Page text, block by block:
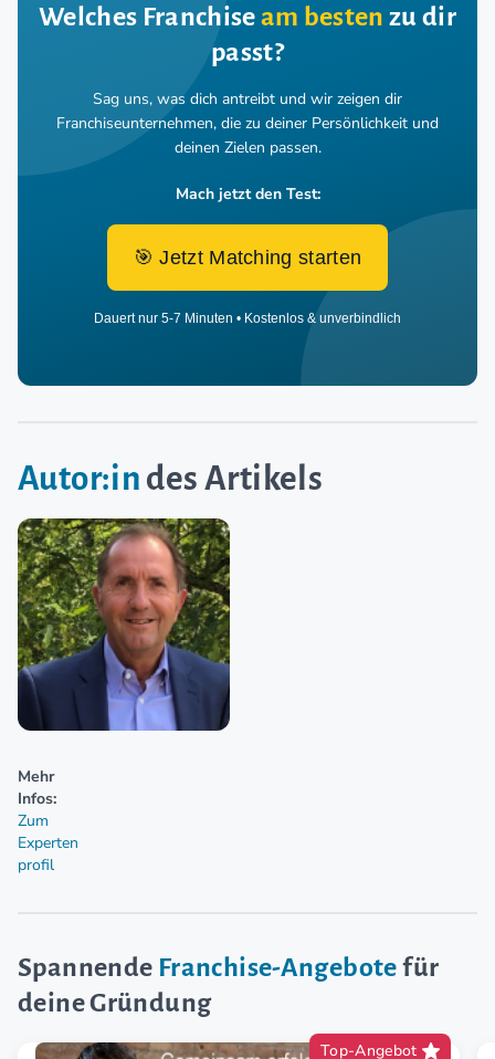
Welches Franchiseam besten zu dir
passt?
Sag uns, was dich antreibt und wir zeigen dir
Franchiseunternehmen, die zu deiner Persönlichkeit und
deinen Zielen passen.
Mach jetzt den Test:
🎯 Jetzt Matching starten
Dauert nur 5-7 Minuten • Kostenlos & unverbindlich
Autor:in des Artikels
Mehr
Infos:
Zum
Experten
profil
Spannende Franchise-Angebotefür
deine Gründung
Top-Angebot